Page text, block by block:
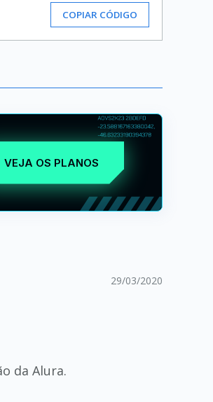
COPIAR CÓDIGO
VEJA OS PLANOS
29/03/2020
da Alura.